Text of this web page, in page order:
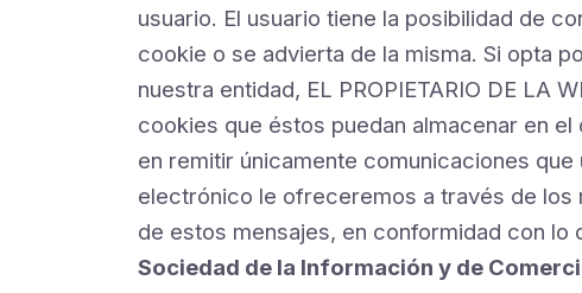
usuario. El usuario tiene la posibilidad de
cookie o se advierta de la misma. Si opta
nuestra entidad, EL PROPIETARIO DE LA
cookies que éstos puedan almacenar en
en remitir únicamente comunicaciones
electrónico le ofreceremos a través de los
de estos mensajes, en conformidad con lo
Sociedad de la Información y de